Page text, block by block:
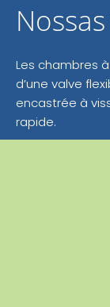
Les chambres
d’une valve
encastrée à
rapide.